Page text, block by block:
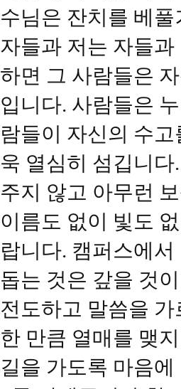
수님은 잔치를 베
자들과 저는 자들
하면 그 사람들은
입니다. 사람들은
람들이 자신의 수
욱 열심히 섬깁니
주지 않고 아무런
이름도 없이 빛도
랍니다. 캠퍼스에
돕는 것은 갚을 것
전도하고 말씀을
한 만큼 열매를 맺
길을 가도록 마음